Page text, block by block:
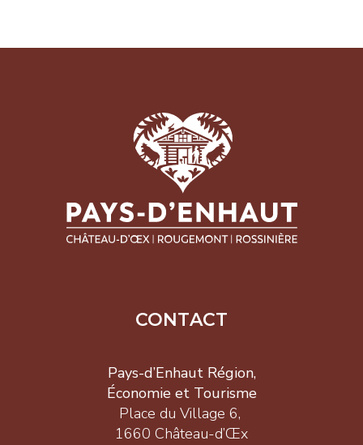
CONTACT
Pays-d’Enhaut Région,
Économie et Tourisme
Place du Village 6,
1660 Château-d’Œx